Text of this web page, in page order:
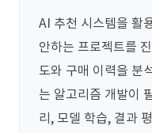
AI 추천 시스템을 활
안하는 프로젝트를
도와 구매 이력을 분
는 알고리즘 개발이
리, 모델 학습, 결과